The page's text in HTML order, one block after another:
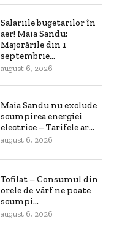
Salariile bugetarilor în
aer! Maia Sandu:
Majorările din 1
septembrie...
august 6, 2026
Maia Sandu nu exclude
scumpirea energiei
electrice – Tarifele ar...
august 6, 2026
Tofilat – Consumul din
orele de vârf ne poate
scumpi...
august 6, 2026